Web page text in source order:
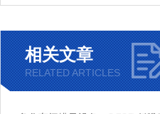
相关文章
RELATED ARTICLES